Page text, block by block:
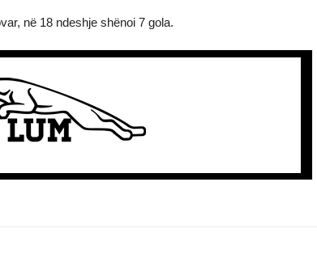
në 18 ndeshje shënoi 7 gola.